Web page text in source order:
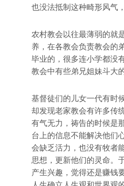
也没法抵制这种畸形风气
农村教会以往最薄弱的就
养，在各教会负责教会的
毕业的，很多连小学都没
教会中有些弟兄姐妹斗大
基督徒们的儿女一代有时
却发现老家教会有许多传
有气无力，祷告的时候是
台上的信息不能解决他们
会缺乏活力，也没有牧者
思想，更新他们的灵命。
产生兴趣，觉得还是赚钱